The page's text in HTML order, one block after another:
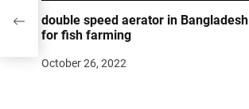
double speed aerator in Bangladesh
for fish farming
October 26, 2022